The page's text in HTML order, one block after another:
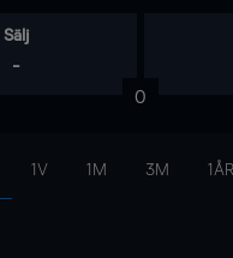
Sälj
-
0
1V 1M 3M 1ÅR